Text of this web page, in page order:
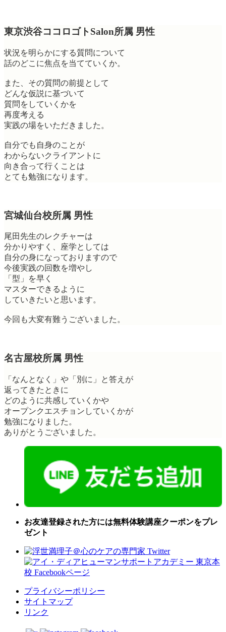
東京渋谷ココロゴトSalon所属 男性
状況を明らかにする質問について
話のどこに焦点を当てていくか。
また、その質問の前提として
どんな仮説に基づいて
質問をしていくかを
再度考える
実践の場をいただきました。
自分でも自身のことが
わからないクライアントに
向き合って行くことは
とても勉強になります。
宮城仙台校所属 男性
尾田先生のレクチャーは
分かりやすく、座学としては
自分の身になっておりますので
今後実践の回数を増やし
「型」を早く
マスターできるように
していきたいと思います。
今回も大変有難うございました。
名古屋校所属 男性
「なんとなく」や「別に」と答えが
返ってきたときに
どのように共感していくかや
オープンクエスチョンしていくかが
勉強になりました。
ありがとうございました。
お友達登録された方には無料体験講座クーポンをプレ
ゼント
プライバシーポリシー
サイトマップ
リンク